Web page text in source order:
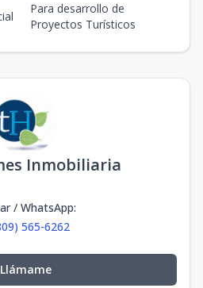
Para desarrollo de
Proyectos Turísticos
Inmobiliaria
/ WhatsApp:
565-6262
Llámame